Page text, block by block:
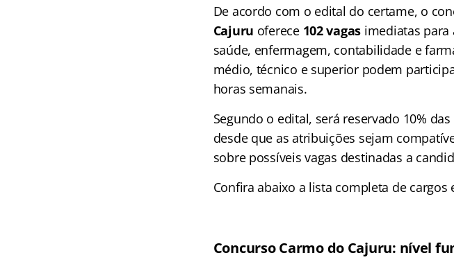
De acordo com o edital do certame, o
Cajuru oferece 102 vagas imediatas para
saúde, enfermagem, contabilidade e
médio, técnico e superior podem
horas semanais.
Segundo o edital, será reservado 10%
desde que as atribuições sejam
sobre possíveis vagas destinadas a
Confira abaixo a lista completa de cargos
Concurso Carmo do Cajuru: nível